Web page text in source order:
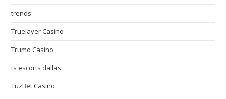
trends
Truelayer Casino
Trumo Casino
ts escorts dallas
TuzBet Casino